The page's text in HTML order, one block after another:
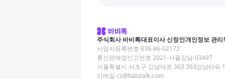
주식회사 바비톡대표이사 신정인개인정보 관리
사업자등록번호 836-86-02172
통신판매업신고번호 2021-서울강남-03497
서울특별시 서초구 강남대로 363 363강남타워
이메일 cs@babitalk.com